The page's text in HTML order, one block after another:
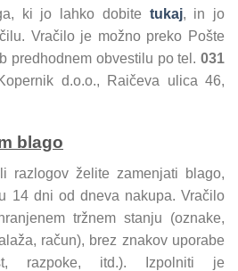
ki jo lahko dobite tukaj, in jo
Vračilo je možno preko Pošte
predhodnem obvestilu po tel. 031
d.o.o., Raičeva ulica 46,
blago
razlogov želite zamenjati blago,
14 dni od dneva nakupa. Vračilo
tržnem stanju (oznake,
račun), brez znakov uporabe
razpoke, itd.). Izpolniti je